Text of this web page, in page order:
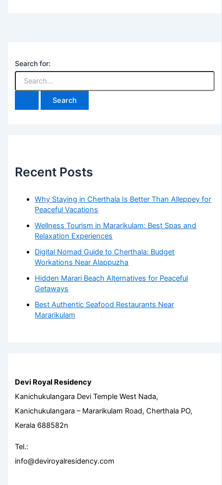
Search for:
Recent Posts
Why Staying in Cherthala Is Better Than Alleppey for
Peaceful Vacations
Wellness Tourism in Mararikulam: Best Spas and
Relaxation Experiences
Digital Nomad Guide to Cherthala: Budget
Workations Near Alappuzha
Hidden Marari Beach Alternatives for Peaceful
Getaways
Best Authentic Seafood Restaurants Near
Mararikulam
Devi Royal Residency
Kanichukulangara Devi Temple West Nada,
Kanichukulangara – Mararikulam Road, Cherthala PO,
Kerala 688582n
Tel.:
info@deviroyalresidency.com